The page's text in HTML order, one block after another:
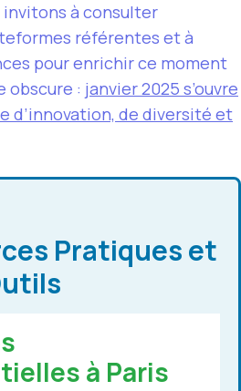
invitons à consulter
référentes et à
pour enrichir ce moment
obscure : janvier 2025 s’ouvre
d’innovation, de diversité et
Pratiques et
à Paris